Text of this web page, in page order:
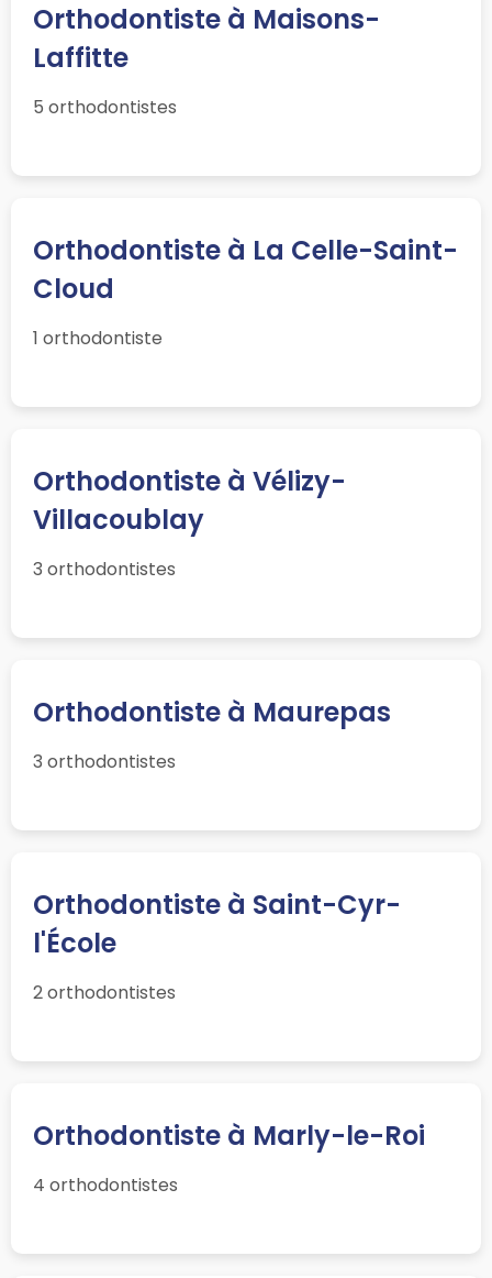
Orthodontiste à Maisons-
Laffitte
5 orthodontistes
Orthodontiste à La Celle-Saint-
Cloud
1 orthodontiste
Orthodontiste à Vélizy-
Villacoublay
3 orthodontistes
Orthodontiste à Maurepas
3 orthodontistes
Orthodontiste à Saint-Cyr-
l'École
2 orthodontistes
Orthodontiste à Marly-le-Roi
4 orthodontistes